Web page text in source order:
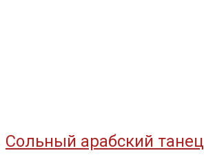
Сольный арабский танец